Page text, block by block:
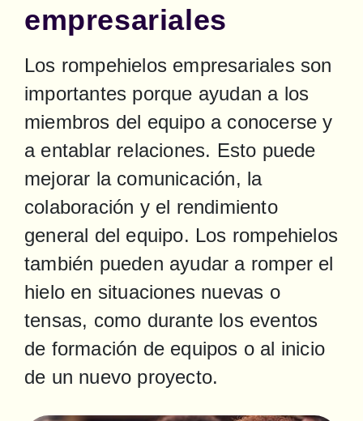
empresariales
Los rompehielos empresariales son
importantes porque ayudan a los
miembros del equipo a conocerse y
a entablar relaciones. Esto puede
mejorar la comunicación, la
colaboración y el rendimiento
general del equipo. Los rompehielos
también pueden ayudar a romper el
hielo en situaciones nuevas o
tensas, como durante los eventos
de formación de equipos o al inicio
de un nuevo proyecto.